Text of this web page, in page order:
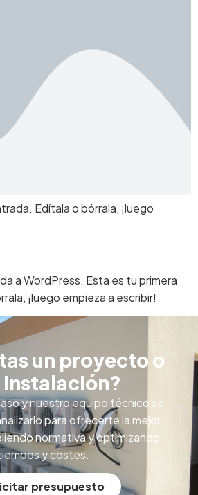
Edítala o bórrala, ¡luego
a WordPress. Esta es tu primera
¡luego empieza a escribir!
un proyecto o
instalación?
y nuestro equipo técnico se
para ofrecerte la mejor
normativa y optimizando
y costes.
presupuesto